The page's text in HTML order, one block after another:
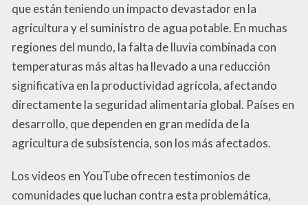
que están teniendo un impacto devastador en la
agricultura y el suministro de agua potable. En muchas
regiones del mundo, la falta de lluvia combinada con
temperaturas más altas ha llevado a una reducción
significativa en la productividad agrícola, afectando
directamente la seguridad alimentaria global. Países en
desarrollo, que dependen en gran medida de la
agricultura de subsistencia, son los más afectados.
Los videos en YouTube ofrecen testimonios de
comunidades que luchan contra esta problemática,